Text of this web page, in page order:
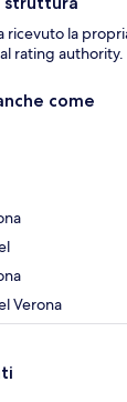
ricevuto la
rating authority.
come
Verona